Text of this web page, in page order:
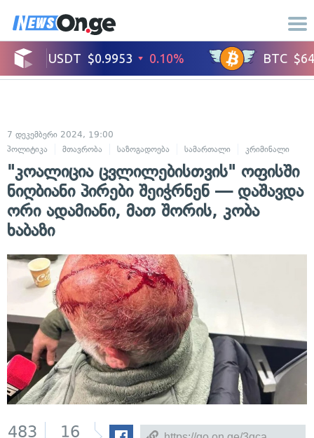
7 დეკემბერი 2024, 19:00
პოლიტიკა
მთავრობა საზოგადოება სამართალი კრიმინალი
"კოალიცია ცვლილებისთვის" ოფისში
ნიღბიანი პირები შეიჭრნენ — დაშავდა
ორი ადამიანი, მათ შორის, კობა
ხაბაზი
483 16